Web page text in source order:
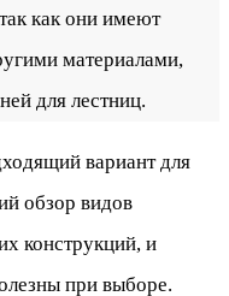
как они имеют
материалами,
для лестниц.
вариант для
обзор видов
конструкций, и
при выборе.